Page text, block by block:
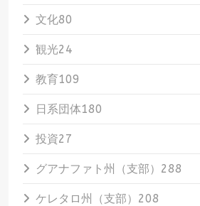
文化80
観光24
教育109
日系団体180
投資27
グアナファト州（支部） 288
ケレタロ州（支部） 208